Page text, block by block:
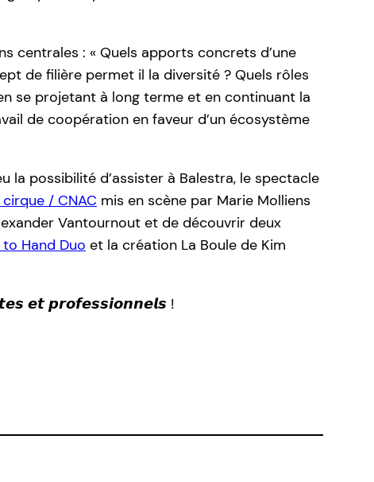
centrales : « Quels apports concrets d’une
de filière permet il la diversité ? Quels rôles
se projetant à long terme et en continuant la
de coopération en faveur d’un écosystème
possibilité d’assister à Balestra, le spectacle
/ CNAC mis en scène par Marie Molliens
Vantournout et de découvrir deux
Hand Duo et la création La Boule de Kim
𝙚𝙩 𝙥𝙧𝙤𝙛𝙚𝙨𝙨𝙞𝙤𝙣𝙣𝙚𝙡𝙨 !